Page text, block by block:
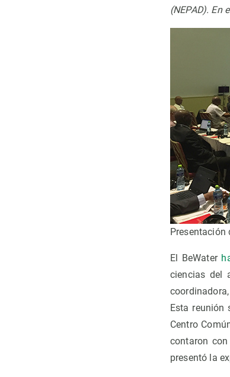
(NEPAD). En
Presentación
El BeWater
ciencias del
coordinadora,
Esta reunión
Centro
contaron
presentó la